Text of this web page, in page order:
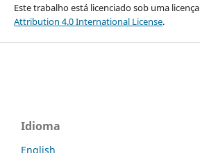
Este trabalho está licenciado sob uma licença
Attribution 4.0 International License.
Idioma
English